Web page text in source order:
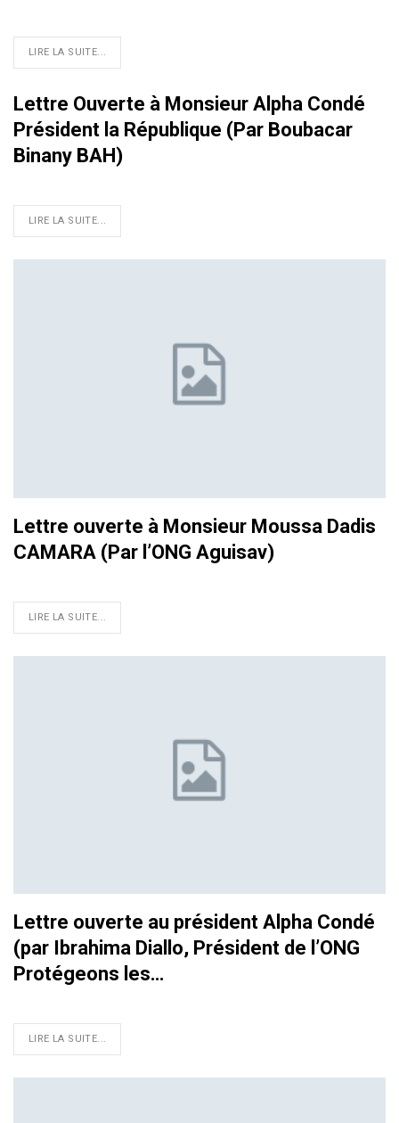
LIRE LA SUITE...
Lettre Ouverte à Monsieur Alpha Condé
Président la République (Par Boubacar
Binany BAH)
LIRE LA SUITE...
Lettre ouverte à Monsieur Moussa Dadis
CAMARA (Par l’ONG Aguisav)
LIRE LA SUITE...
Lettre ouverte au président Alpha Condé
(par Ibrahima Diallo, Président de l’ONG
Protégeons les…
LIRE LA SUITE...